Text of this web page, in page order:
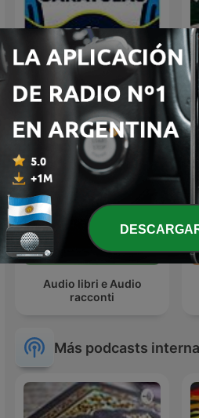
Las dos carátulas
Audio libri e Audio
racconti
Más podcasts